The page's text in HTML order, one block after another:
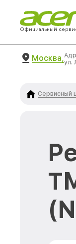
Официальный
Москва,ул.
Сервисный